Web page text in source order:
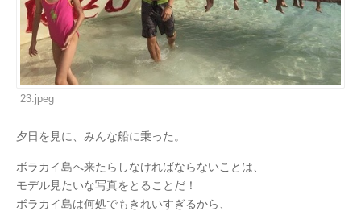
23.jpeg
夕日を見に、みんな船に乗った。
ボラカイ島へ来たらしなければならないことは、
モデル見たいな写真をとることだ！
ボラカイ島は何処でもきれいすぎるから、